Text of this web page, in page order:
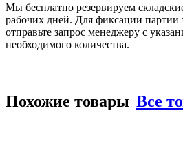
Мы бесплатно резервируем
рабочих дней. Для фиксации партии
отправьте запрос менеджеру с
необходимого количества.
Похожие товары Все